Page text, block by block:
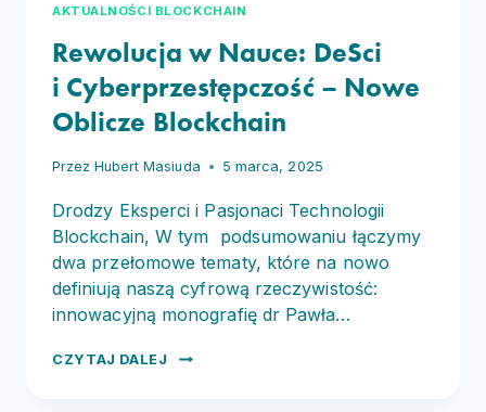
AKTUALNOŚCI BLOCKCHAIN
Rewolucja w Nauce: DeSci
i Cyberprzestępczość – Nowe
Oblicze Blockchain
Przez Hubert Masiuda 5 marca, 2025
Drodzy Eksperci i Pasjonaci Technologii
Blockchain, W tym podsumowaniu łączymy
dwa przełomowe tematy, które na nowo
definiują naszą cyfrową rzeczywistość:
innowacyjną monografię dr Pawła…
CZYTAJ DALEJ
REWOLUCJA